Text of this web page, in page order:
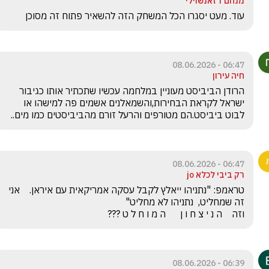
עוד. מעט יסגרו הכל המשחק הזה להשאיר פתוח זה מסוכן
06:47 - 08.06.2026
חיה עירון
לבוט ביביסט.הם מטורפים והרעל זורם מהביביסטים כמו מים..
06:47 - 08.06.2026
רק ביבי לכלא jo
וזה    ה נ י צ ח ו ן      ה מ ו ח ל ט ???
06:39 - 08.06.2026